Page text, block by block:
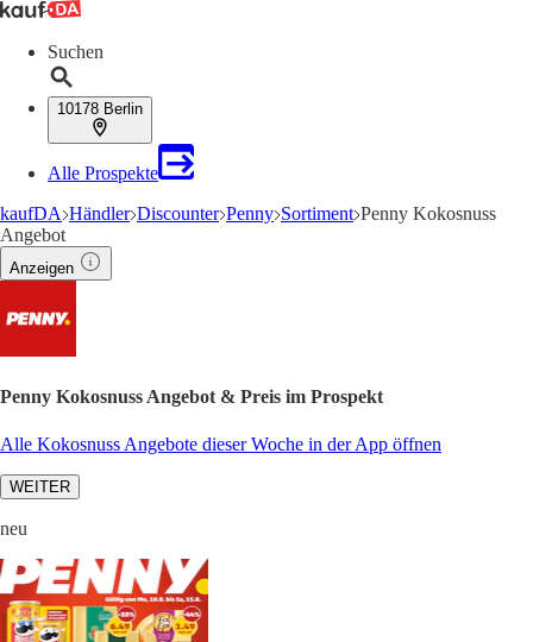
Suchen
10178 Berlin
Alle Prospekte
kaufDA Händler Discounter Penny Sortiment Penny Kokosnuss
Angebot
Anzeigen
Penny Kokosnuss Angebot & Preis im Prospekt
Alle Kokosnuss Angebote dieser Woche in der App öffnen
WEITER
neu